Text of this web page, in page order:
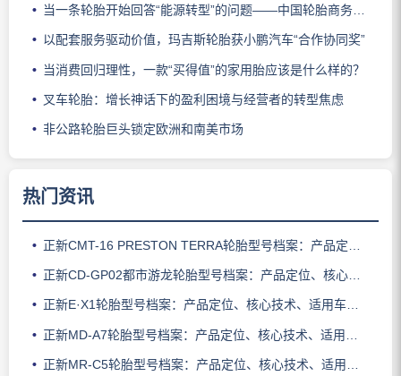
当一条轮胎开始回答“能源转型”的问题——中国轮胎商务网解读赛轮全新一代商用车轮胎发布
以配套服务驱动价值，玛吉斯轮胎获小鹏汽车“合作协同奖”
当消费回归理性，一款“买得值”的家用胎应该是什么样的？
叉车轮胎：增长神话下的盈利困境与经营者的转型焦虑
非公路轮胎巨头锁定欧洲和南美市场
热门资讯
正新CMT-16 PRESTON TERRA轮胎型号档案：产品定位、核心技术、适用车型与使用场景
正新CD-GP02都市游龙轮胎型号档案：产品定位、核心技术、适用车型与使用场景
正新E·X1轮胎型号档案：产品定位、核心技术、适用车型与使用场景
正新MD-A7轮胎型号档案：产品定位、核心技术、适用车型与使用场景
正新MR-C5轮胎型号档案：产品定位、核心技术、适用车型与使用场景